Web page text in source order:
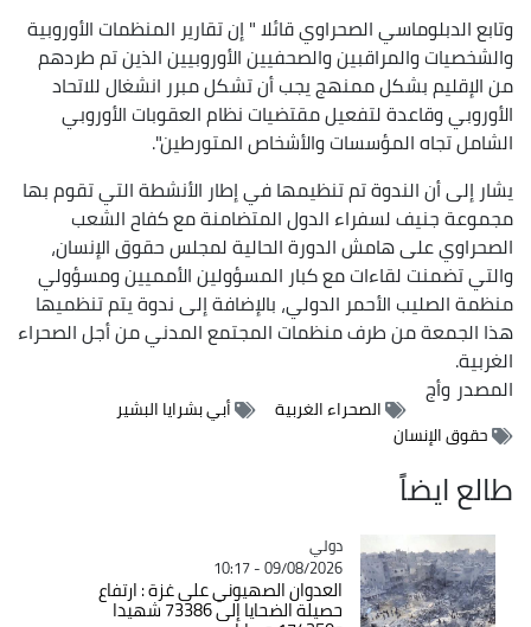
وتابع الدبلوماسي الصحراوي قائلا " إن تقارير المنظمات الأوروبية
والشخصيات والمراقبين والصحفيين الأوروبيين الذين تم طردهم
من الإقليم بشكل ممنهج يجب أن تشكل مبرر انشغال للاتحاد
الأوروبي وقاعدة لتفعيل مقتضيات نظام العقوبات الأوروبي
الشامل تجاه المؤسسات والأشخاص المتورطين".
يشار إلى أن الندوة تم تنظيمها في إطار الأنشطة التي تقوم بها
مجموعة جنيف لسفراء الدول المتضامنة مع كفاح الشعب
الصحراوي على هامش الدورة الحالية لمجلس حقوق الإنسان،
والتي تضمنت لقاءات مع كبار المسؤولين الأمميين ومسؤولي
منظمة الصليب الأحمر الدولي، بالإضافة إلى ندوة يتم تنظميها
هذا الجمعة من طرف منظمات المجتمع المدني من أجل الصحراء
الغربية.
المصدروأج
الصحراء الغربية
أبي بشرايا البشير
حقوق الإنسان
طالع ايضاً
Catégorie
دولي
09/08/2026 - 10:17
العدوان الصهيوني على غزة : ارتفاع
حصيلة الضحايا إلى 73386 شهيدا